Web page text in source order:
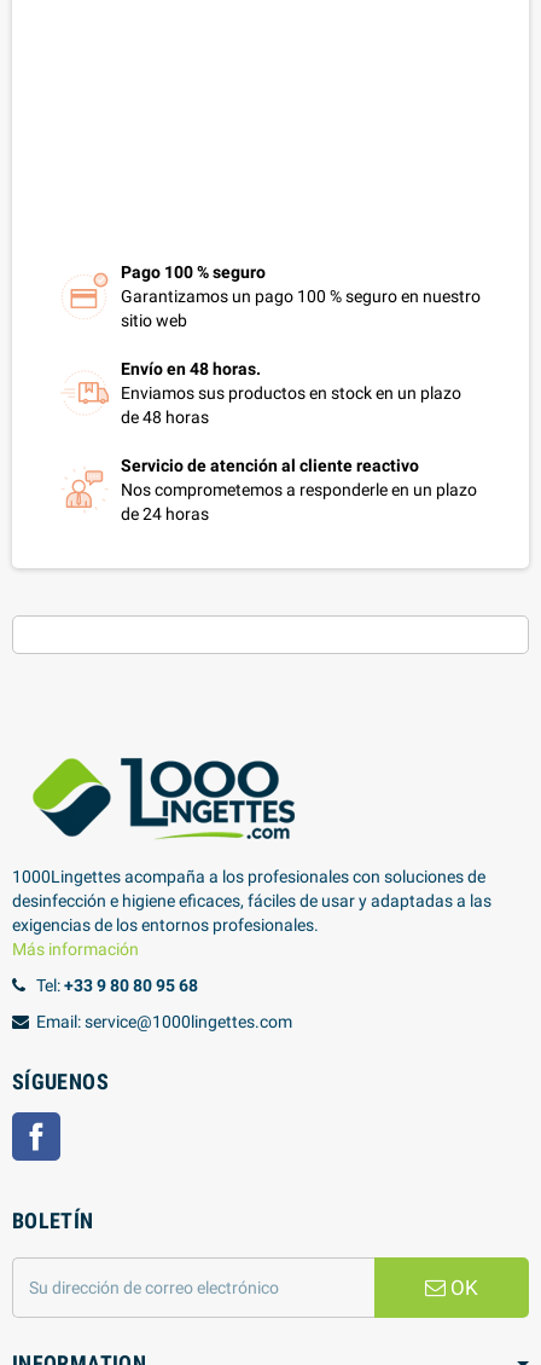
Pago 100 % seguro
Garantizamos un pago 100 % seguro en nuestro
sitio web
Envío en 48 horas.
Enviamos sus productos en stock en un plazo
de 48 horas
Servicio de atención al cliente reactivo
Nos comprometemos a responderle en un plazo
de 24 horas
1000Lingettes acompaña a los profesionales con soluciones de
desinfección e higiene eficaces, fáciles de usar y adaptadas a las
exigencias de los entornos profesionales.
Más información
Tel:+33 9 80 80 95 68
Email: service@1000lingettes.com
SÍGUENOS
BOLETÍN
OK